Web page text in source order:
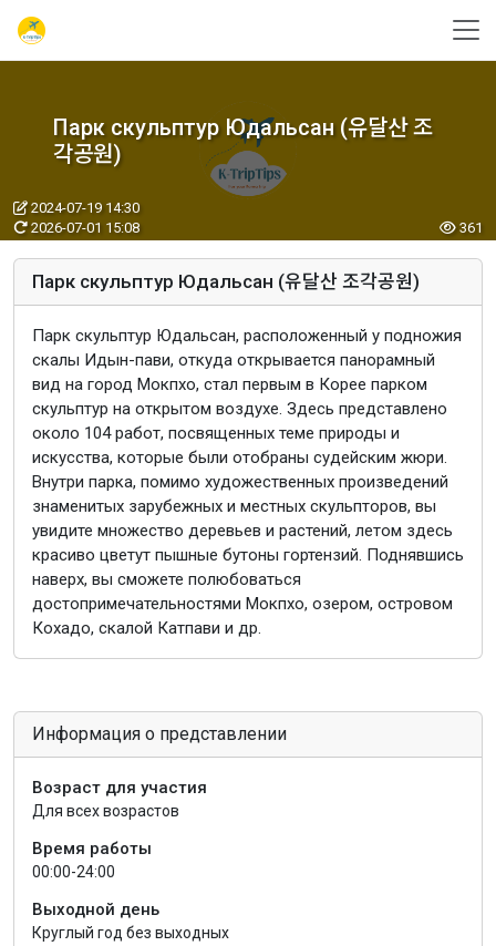
Парк скульптур Юдальсан (유달산 조
각공원)
2024-07-19 14:30
2026-07-01 15:08
361
Парк скульптур Юдальсан (유달산 조각공원)
Парк скульптур Юдальсан, расположенный у подножия
скалы Идын-пави, откуда открывается панорамный
вид на город Мокпхо, стал первым в Корее парком
скульптур на открытом воздухе. Здесь представлено
около 104 работ, посвященных теме природы и
искусства, которые были отобраны судейским жюри.
Внутри парка, помимо художественных произведений
знаменитых зарубежных и местных скульпторов, вы
увидите множество деревьев и растений, летом здесь
красиво цветут пышные бутоны гортензий. Поднявшись
наверх, вы сможете полюбоваться
достопримечательностями Мокпхо, озером, островом
Кохадо, скалой Катпави и др.
Информация о представлении
Возраст для участия
Для всех возрастов
Время работы
00:00-24:00
Выходной день
Круглый год без выходных